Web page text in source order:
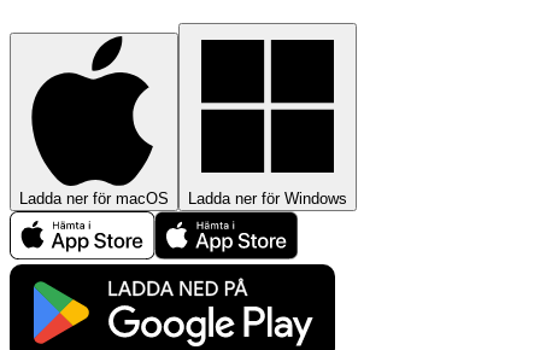
Ladda ner för macOS Ladda ner för Windows